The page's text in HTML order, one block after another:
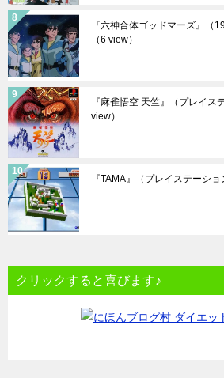
『六神合体ゴッドマーズ』（
（6 view）
『麻雀悟空 天竺』（プレイス
view）
『TAMA』（プレイステーショ
クリックすると喜びます♪